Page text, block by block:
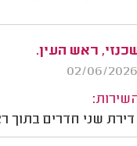
ראש העין.
שני חדרים בתוך